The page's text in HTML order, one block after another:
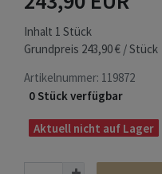
Inhalt 1 Stück
Grundpreis 243,90 € / Stück
Artikelnummer: 119872
0 Stück verfügbar
Aktuell nicht auf Lager